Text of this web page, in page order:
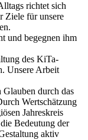
richtet sich
Ziele für unsere
und begegnen ihm
des KiTa-
Unsere Arbeit
durch das
Wertschätzung
Jahreskreis
Bedeutung der
aktiv